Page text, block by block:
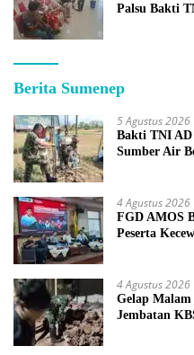
Palsu Bakti
Berita Sumenep
5 Agustus 2026
Bakti TNI AD
Sumber Air
4 Agustus 2026
FGD AMOS
Peserta
4 Agustus 2026
Gelap
Jembatan